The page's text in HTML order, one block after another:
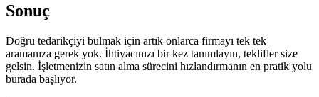
Sonuç
Doğru tedarikçiyi bulmak için artık onlarca firmayı tek tek
aramanıza gerek yok. İhtiyacınızı bir kez tanımlayın, teklifler size
gelsin. İşletmenizin satın alma sürecini hızlandırmanın en pratik yolu
burada başlıyor.